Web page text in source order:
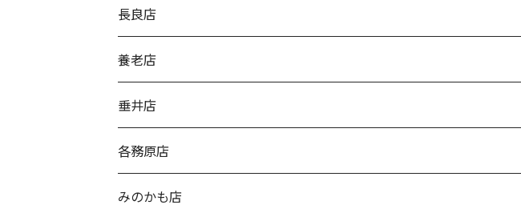
長良店
養老店
垂井店
各務原店
みのかも店